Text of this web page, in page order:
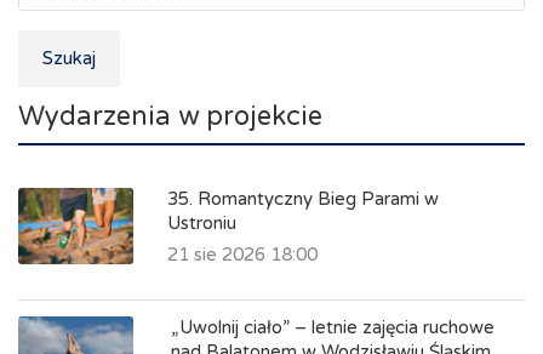
Szukaj
Wydarzenia w projekcie
35. Romantyczny Bieg Parami w
Ustroniu
21 sie 2026 18:00
„Uwolnij ciało” – letnie zajęcia ruchowe